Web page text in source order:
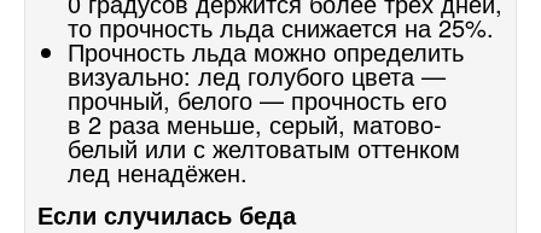
то прочность льда снижается на 25%.
Прочность льда можно определить
визуально: лед голубого цвета —
прочный, белого — прочность его
в 2 раза меньше, серый, матово-
белый или с желтоватым оттенком
лед ненадёжен.
Если случилась беда